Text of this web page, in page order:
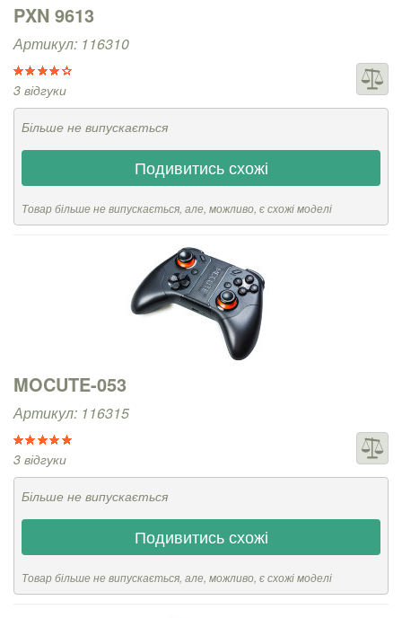
PXN 9613
Артикул: 116310
3 відгуки
Більше не випускається
Подивитись схожі
Товар більше не випускається, але, можливо, є схожі моделі
MOCUTE-053
Артикул: 116315
3 відгуки
Більше не випускається
Подивитись схожі
Товар більше не випускається, але, можливо, є схожі моделі